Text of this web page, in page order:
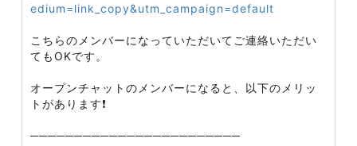
edium=link_copy&utm_campaign=default
こちらのメンバーになっていただいてご連絡いただい
てもOKです。
オープンチャットのメンバーになると、以下のメリッ
トがあります❗
────────────────────────